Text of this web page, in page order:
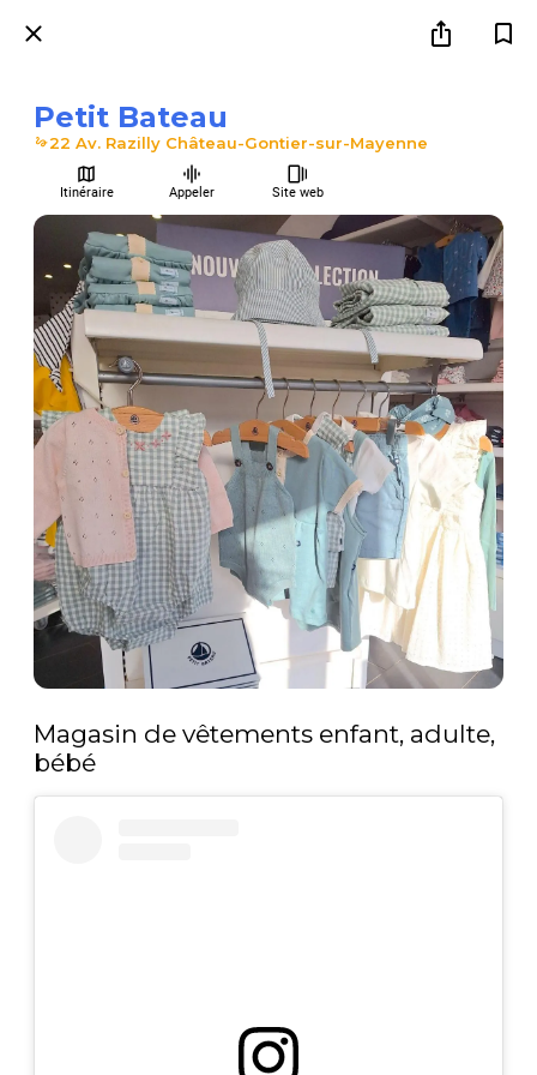
Petit Bateau
22 Av. Razilly Château-Gontier-sur-Mayenne
Itinéraire Appeler Site web
Magasin de vêtements enfant, adulte,
bébé